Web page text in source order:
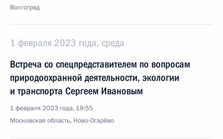
Волгоград
1 февраля 2023 года, среда
Встреча со спецпредставителем по вопросам
природоохранной деятельности, экологии
и транспорта Сергеем Ивановым
1 февраля 2023 года, 19:55
Московская область, Ново-Огарёво